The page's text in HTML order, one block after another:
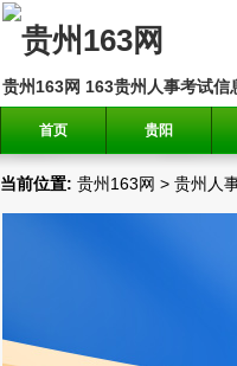
贵州163网 163贵州人事考试信
首页 贵阳
当前位置: 贵州163网 > 贵州人